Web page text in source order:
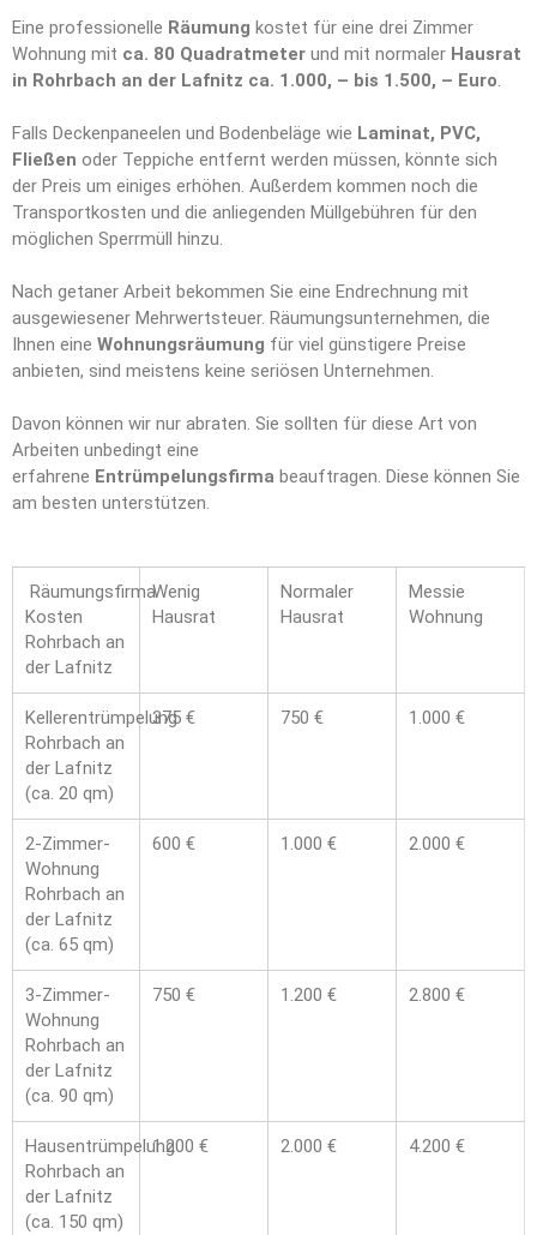
Eine professionelle Räumung kostet für eine drei Zimmer
Wohnung mit ca. 80 Quadratmeter und mit normaler Hausrat
in Rohrbach an der Lafnitz ca. 1.000, – bis 1.500, – Euro.
Falls Deckenpaneelen und Bodenbeläge wie Laminat, PVC,
Fließen oder Teppiche entfernt werden müssen, könnte sich
der Preis um einiges erhöhen. Außerdem kommen noch die
Transportkosten und die anliegenden Müllgebühren für den
möglichen Sperrmüll hinzu.
Nach getaner Arbeit bekommen Sie eine Endrechnung mit
ausgewiesener Mehrwertsteuer. Räumungsunternehmen, die
Ihnen eine Wohnungsräumung für viel günstigere Preise
anbieten, sind meistens keine seriösen Unternehmen.
Davon können wir nur abraten. Sie sollten für diese Art von
Arbeiten unbedingt eine
erfahrene Entrümpelungsfirma beauftragen. Diese können Sie
am besten unterstützen.
Räumungsfirma
Kosten
Rohrbach an
der Lafnitz
Wenig
Hausrat
Normaler
Hausrat
Messie
Wohnung
Kellerentrümpelung
Rohrbach an
der Lafnitz
(ca. 20 qm)
375 € 750 € 1.000 €
2-Zimmer-
Wohnung
Rohrbach an
der Lafnitz
(ca. 65 qm)
600 € 1.000 € 2.000 €
3-Zimmer-
Wohnung
Rohrbach an
der Lafnitz
(ca. 90 qm)
750 € 1.200 € 2.800 €
Hausentrümpelung
Rohrbach an
der Lafnitz
(ca. 150 qm)
1.200 € 2.000 € 4.200 €